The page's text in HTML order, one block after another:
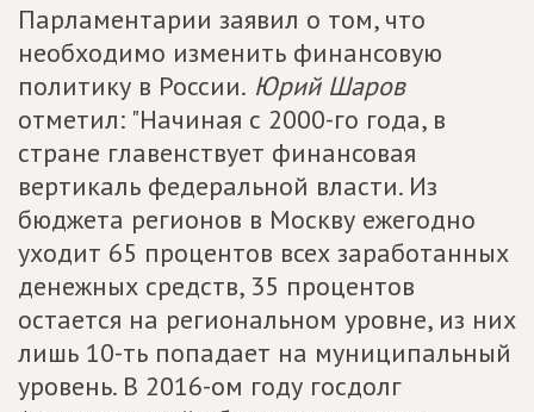
Парламентарии заявил о том, что
необходимо изменить финансовую
политику в России. Юрий Шаров
отметил: "Начиная с 2000-го года, в
стране главенствует финансовая
вертикаль федеральной власти. Из
бюджета регионов в Москву ежегодно
уходит 65 процентов всех заработанных
денежных средств, 35 процентов
остается на региональном уровне, из них
лишь 10-ть попадает на муниципальный
уровень. В 2016-ом году госдолг